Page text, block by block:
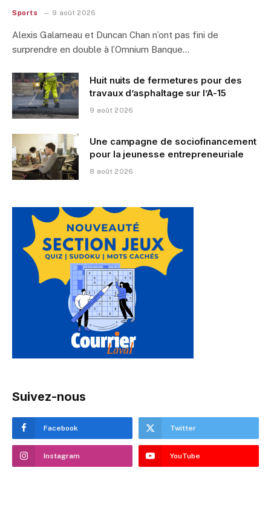
Sports 9 août 2026
Alexis Galarneau et Duncan Chan n’ont pas fini de
surprendre en double à l’Omnium Banque…
Huit nuits de fermetures pour des
travaux d’asphaltage sur l’A-15
9 août 2026
Une campagne de sociofinancement
pour la jeunesse entrepreneuriale
8 août 2026
Suivez-nous
Facebook Twitter
Instagram YouTube